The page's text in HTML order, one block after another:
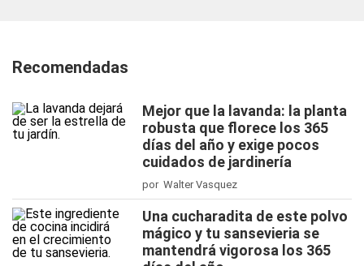
Recomendadas
Mejor que la lavanda: la planta
robusta que florece los 365
días del año y exige pocos
cuidados de jardinería
por Walter Vasquez
Una cucharadita de este polvo
mágico y tu sansevieria se
mantendrá vigorosa los 365